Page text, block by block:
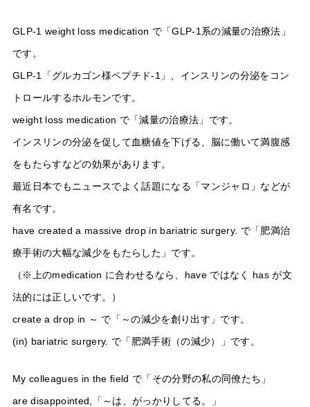
GLP-1 weight loss medication で「GLP-1系の減量の治療法」
です。
GLP-1「グルカゴン様ペプチド-1」、インスリンの分泌をコン
トロールするホルモンです。
weight loss medication で「減量の治療法」です。
インスリンの分泌を促して血糖値を下げる、脳に働いて満腹感
をもたらすなどの効果があります。
最近日本でもニュースでよく話題になる「マンジャロ」などが
有名です。
have created a massive drop in bariatric surgery. で「肥満治
療手術の大幅な減少をもたらした」です。
（※上のmedication に合わせるなら、have ではなく has が文
法的には正しいです。）
create a drop in ～ で「～の減少を創り出す」です。
(in) bariatric surgery. で「肥満手術（の減少）」です。
My colleagues in the field で「その分野の私の同僚たち」
are disappointed,「～は、がっかりしてる。」